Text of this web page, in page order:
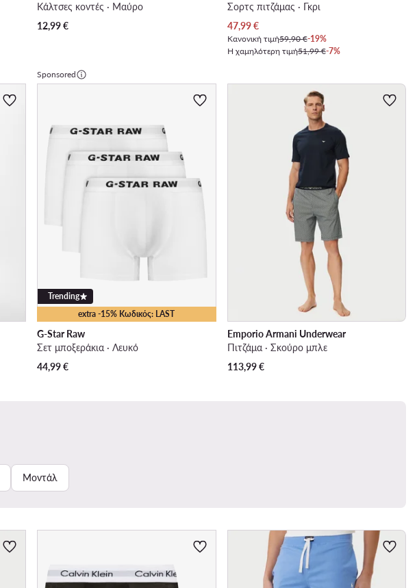
Κάλτσες κοντές · Μαύρο
12,99€
Σορτς πιτζάμας · Γκρι
Τρέχουσα τιμή
47,99€
Κανονική τιμή59,90 €-19%
Η χαμηλότερη τιμή51,99 €-7%
Sponsored
extra -15% Κωδικός: LAST
Trending
G-Star Raw
Σετ μποξεράκια · Λευκό
44,99€
Emporio Armani Underwear
Πιτζάμα · Σκούρο μπλε
113,99€
Μοντάλ